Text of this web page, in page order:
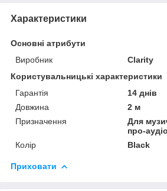
Характеристики
Основні атрибути
Виробник
Clarity
Користувальницькі характеристики
Гарантія
14 днів
Довжина
2 м
Призначення
Для
про-аудіо
Колір
Black
Приховати